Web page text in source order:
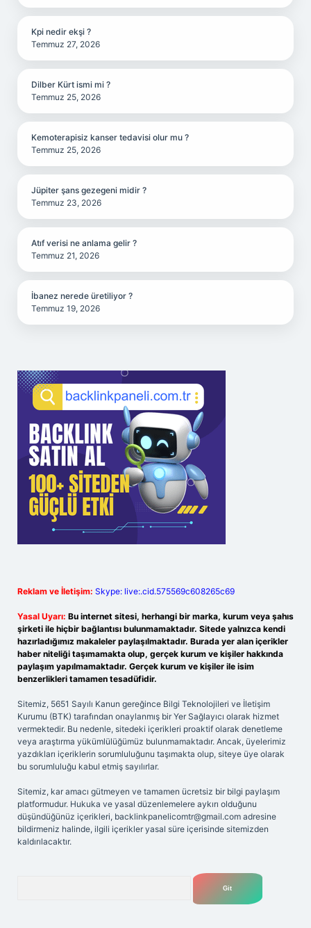
Kpi nedir ekşi ?
Temmuz 27, 2026
Dilber Kürt ismi mi ?
Temmuz 25, 2026
Kemoterapisiz kanser tedavisi olur mu ?
Temmuz 25, 2026
Jüpiter şans gezegeni midir ?
Temmuz 23, 2026
Atıf verisi ne anlama gelir ?
Temmuz 21, 2026
İbanez nerede üretiliyor ?
Temmuz 19, 2026
Reklam ve İletişim: Skype: live:.cid.575569c608265c69
Yasal Uyarı: Bu internet sitesi, herhangi bir marka, kurum veya şahıs
şirketi ile hiçbir bağlantısı bulunmamaktadır. Sitede yalnızca kendi
hazırladığımız makaleler paylaşılmaktadır. Burada yer alan içerikler
haber niteliği taşımamakta olup, gerçek kurum ve kişiler hakkında
paylaşım yapılmamaktadır. Gerçek kurum ve kişiler ile isim
benzerlikleri tamamen tesadüfidir.
Sitemiz, 5651 Sayılı Kanun gereğince Bilgi Teknolojileri ve İletişim
Kurumu (BTK) tarafından onaylanmış bir Yer Sağlayıcı olarak hizmet
vermektedir. Bu nedenle, sitedeki içerikleri proaktif olarak denetleme
veya araştırma yükümlülüğümüz bulunmamaktadır. Ancak, üyelerimiz
yazdıkları içeriklerin sorumluluğunu taşımakta olup, siteye üye olarak
bu sorumluluğu kabul etmiş sayılırlar.
Sitemiz, kar amacı gütmeyen ve tamamen ücretsiz bir bilgi paylaşım
platformudur. Hukuka ve yasal düzenlemelere aykırı olduğunu
düşündüğünüz içerikleri, backlinkpanelicomtr@gmail.com adresine
bildirmeniz halinde, ilgili içerikler yasal süre içerisinde sitemizden
kaldırılacaktır.